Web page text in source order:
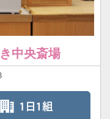
中央斎場